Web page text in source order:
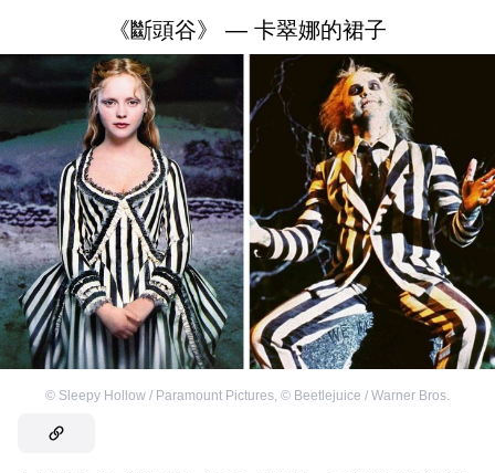
《斷頭谷》 — 卡翠娜的裙子
© Sleepy Hollow / Paramount Pictures, © Beetlejuice / Warner Bros.